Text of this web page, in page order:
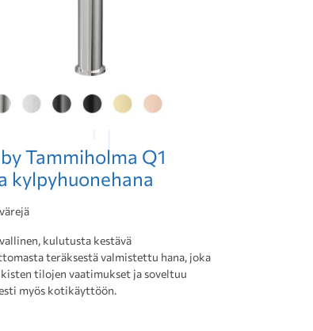
Tammiholma Q1
kylpyhuonehana
kulutusta kestävä
teräksestä valmistettu hana, joka
tilojen vaatimukset ja soveltuu
myös kotikäyttöön.